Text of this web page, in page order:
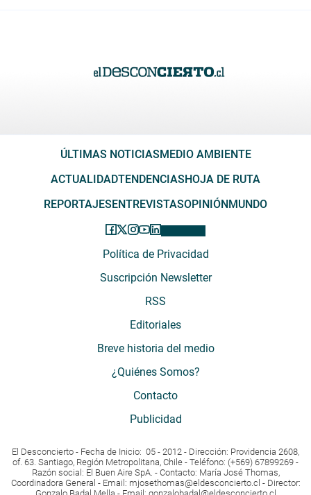
ÚLTIMAS NOTICIASMEDIO AMBIENTE
ACTUALIDADTENDENCIASHOJA DE RUTA
REPORTAJESENTREVISTASOPINIÓNMUNDO
Política de Privacidad
Suscripción Newsletter
RSS
Editoriales
Breve historia del medio
¿Quiénes Somos?
Contacto
Publicidad
El Desconcierto - Fecha de Inicio: 05 - 2012 - Dirección: Providencia 2608,
of. 63. Santiago, Región Metropolitana, Chile - Teléfono: (+569) 67899269 -
Razón social: El Buen Aire SpA. - Contacto: María José Thomas,
Coordinadora General - Email: mjosethomas@eldesconcierto.cl - Director: